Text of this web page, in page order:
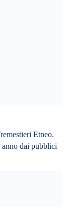
Etneo.
anno dai pubblici